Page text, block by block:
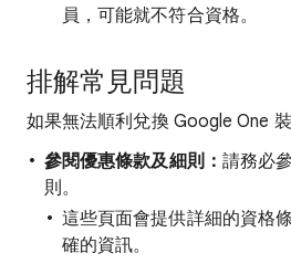
員，可能就不符合資格。
排解常見問題
如果無法順利兌換 Google One 裝
參閱優惠條款及細則： 請務必
則。
這些頁面會提供詳細的資格
確的資訊。